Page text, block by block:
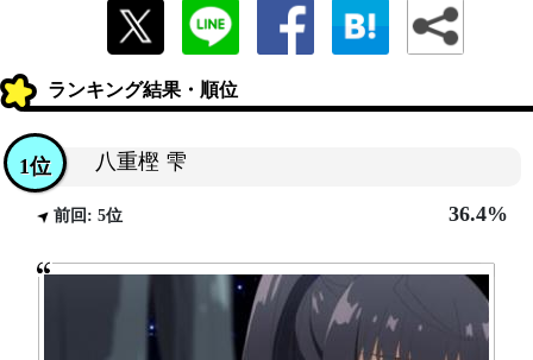
ランキング結果・順位
八重樫 雫
1位
前回: 5位 36.4%